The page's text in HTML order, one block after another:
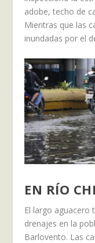
adobe, techo de
Mientras que las
inundadas por el
EN RÍO
El largo aguacero
drenajes en la
Barlovento. Las